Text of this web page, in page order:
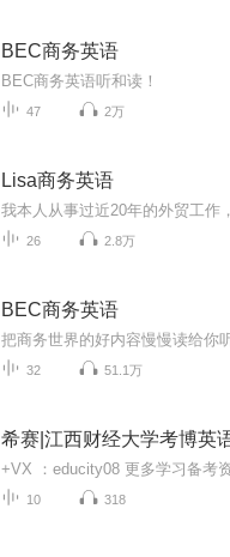
BEC商务英语
BEC商务英语听和读！
47 2万
Lisa商务英语
26 2.8万
BEC商务英语
把商务世界的好内容慢慢读给你
32 51.1万
希赛|江西财经大学考博英
10 318